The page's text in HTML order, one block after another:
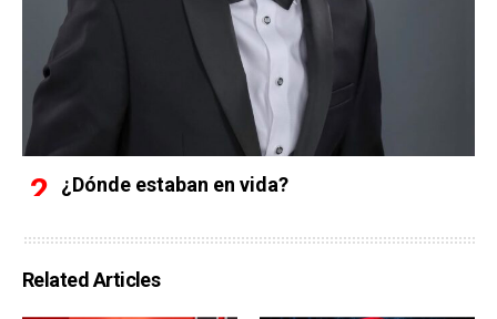
¿Dónde estaban en vida?
Related Articles